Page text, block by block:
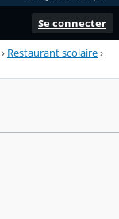
Se connecter
› Restaurant scolaire›